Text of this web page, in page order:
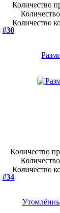
Количество
Количество
#30
Количество
Количество
#34